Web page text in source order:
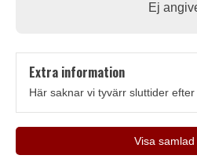
Ej
Extra information
Här saknar vi tyvärr sluttider efter
Visa samlad